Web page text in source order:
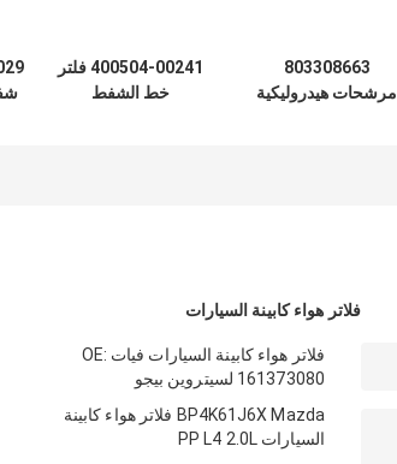
803308663
مرشحات هيدروليكية
400504-00241 فلتر
خط الشفط
فلاتر هواء كابينة السيارات
فلاتر هواء كابينة السيارات فيات OE:
161373080 لسيتروين بيجو
BP4K61J6X Mazda فلاتر هواء كابينة
السيارات PP L4 2.0L